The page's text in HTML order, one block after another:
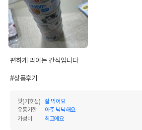
편하게 먹이는 간식입니다
#상품후기
맛(기호성)
잘 먹어요
유통기한
아주 넉넉해요
가성비
최고에요